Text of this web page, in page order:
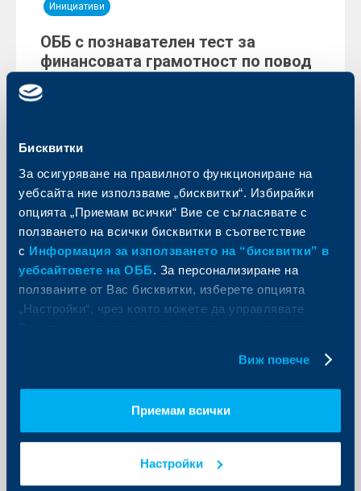
Бисквитки
За осигуряване на правилното функциониране на
уебсайта ние използваме „бисквитки“. Избирайки
опцията „Приемам всички“ Вие се съгласявате с
ползването на всички бисквитки в съответствие
с Информация за използването на “бисквитки” в
уебсайтовете на ОББ. За персонализиране на
ползваните от Вас бисквитки, изберете опцията
„Настройки“, чрез която можете да управлявате
Виж повече
Приемам всички
Настройки
Инициативи
ОББ с познавателен тест за
финансовата грамотност по повод
Европейската седмица на парите 2026.
Още
Съобщения за клиенти
Ново изискване за минимална
17 март 2026
Уведомяваме Ви, че от месец април се променя
на операционна система Android за сваляне на нови
Android 7 се променя на Android 8.
Още